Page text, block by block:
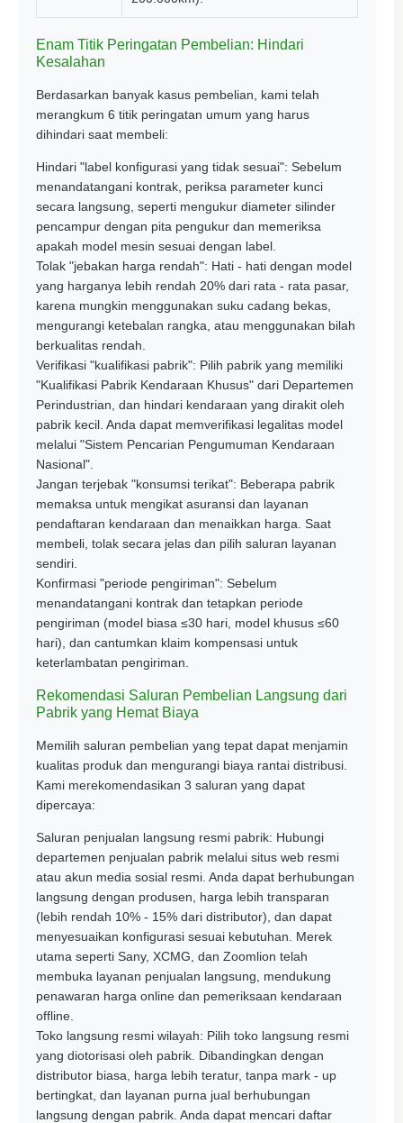
Enam Titik Peringatan Pembelian: Hindari
Kesalahan
Berdasarkan banyak kasus pembelian, kami telah
merangkum 6 titik peringatan umum yang harus
dihindari saat membeli:
Hindari "label konfigurasi yang tidak sesuai": Sebelum
menandatangani kontrak, periksa parameter kunci
secara langsung, seperti mengukur diameter silinder
pencampur dengan pita pengukur dan memeriksa
apakah model mesin sesuai dengan label.
Tolak "jebakan harga rendah": Hati - hati dengan model
yang harganya lebih rendah 20% dari rata - rata pasar,
karena mungkin menggunakan suku cadang bekas,
mengurangi ketebalan rangka, atau menggunakan bilah
berkualitas rendah.
Verifikasi "kualifikasi pabrik": Pilih pabrik yang memiliki
"Kualifikasi Pabrik Kendaraan Khusus" dari Departemen
Perindustrian, dan hindari kendaraan yang dirakit oleh
pabrik kecil. Anda dapat memverifikasi legalitas model
melalui "Sistem Pencarian Pengumuman Kendaraan
Nasional".
Jangan terjebak "konsumsi terikat": Beberapa pabrik
memaksa untuk mengikat asuransi dan layanan
pendaftaran kendaraan dan menaikkan harga. Saat
membeli, tolak secara jelas dan pilih saluran layanan
sendiri.
Konfirmasi "periode pengiriman": Sebelum
menandatangani kontrak dan tetapkan periode
pengiriman (model biasa ≤30 hari, model khusus ≤60
hari), dan cantumkan klaim kompensasi untuk
keterlambatan pengiriman.
Rekomendasi Saluran Pembelian Langsung dari
Pabrik yang Hemat Biaya
Memilih saluran pembelian yang tepat dapat menjamin
kualitas produk dan mengurangi biaya rantai distribusi.
Kami merekomendasikan 3 saluran yang dapat
dipercaya:
Saluran penjualan langsung resmi pabrik: Hubungi
departemen penjualan pabrik melalui situs web resmi
atau akun media sosial resmi. Anda dapat berhubungan
langsung dengan produsen, harga lebih transparan
(lebih rendah 10% - 15% dari distributor), dan dapat
menyesuaikan konfigurasi sesuai kebutuhan. Merek
utama seperti Sany, XCMG, dan Zoomlion telah
membuka layanan penjualan langsung, mendukung
penawaran harga online dan pemeriksaan kendaraan
offline.
Toko langsung resmi wilayah: Pilih toko langsung resmi
yang diotorisasi oleh pabrik. Dibandingkan dengan
distributor biasa, harga lebih teratur, tanpa mark - up
bertingkat, dan layanan purna jual berhubungan
langsung dengan pabrik. Anda dapat mencari daftar